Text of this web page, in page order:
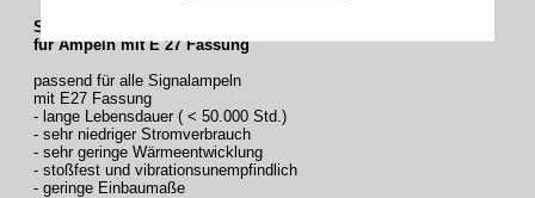
SLZ-LED-W LED-Lampe WARM-WEISS, 230 V, ~ 3W, passend
für Ampeln mit E 27 Fassung
passend für alle Signalampeln
mit E27 Fassung
- lange Lebensdauer ( < 50.000 Std.)
- sehr niedriger Stromverbrauch
- sehr geringe Wärmeentwicklung
- stoßfest und vibrationsunempfindlich
- geringe Einbaumaße